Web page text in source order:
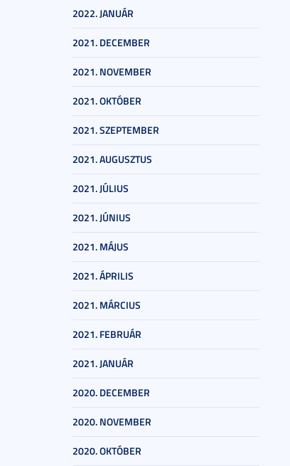
2022. JANUÁR
2021. DECEMBER
2021. NOVEMBER
2021. OKTÓBER
2021. SZEPTEMBER
2021. AUGUSZTUS
2021. JÚLIUS
2021. JÚNIUS
2021. MÁJUS
2021. ÁPRILIS
2021. MÁRCIUS
2021. FEBRUÁR
2021. JANUÁR
2020. DECEMBER
2020. NOVEMBER
2020. OKTÓBER